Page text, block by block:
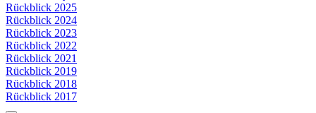
Rückblick 2025
Rückblick 2024
Rückblick 2023
Rückblick 2022
Rückblick 2021
Rückblick 2019
Rückblick 2018
Rückblick 2017